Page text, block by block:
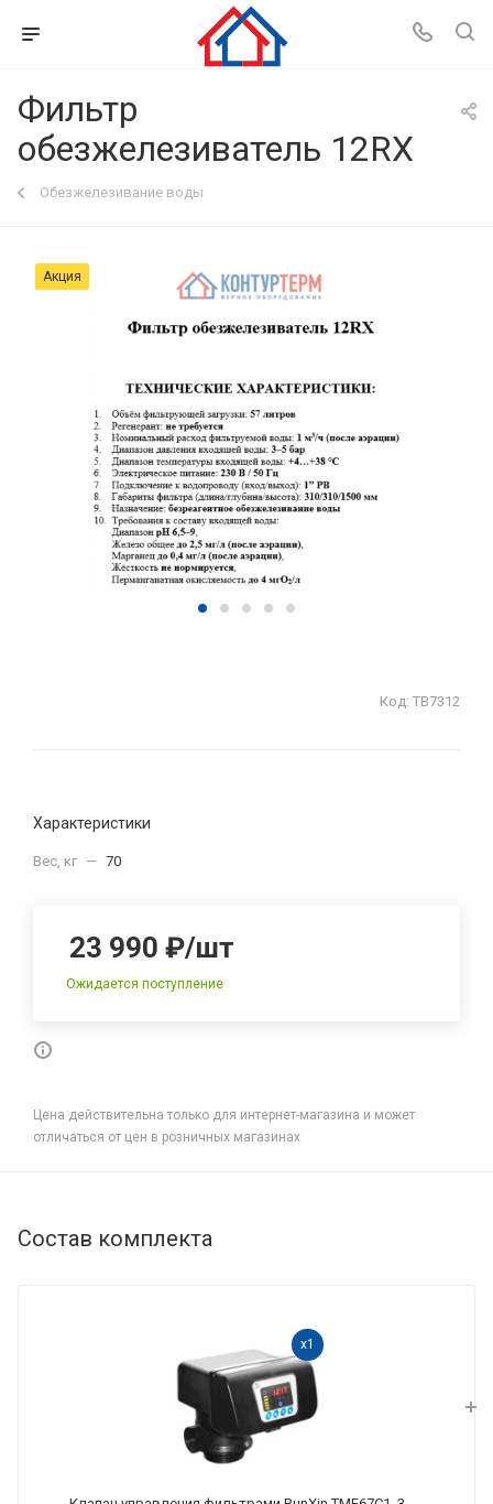
Фильтр
обезжелезиватель 12RX
Обезжелезивание воды
Акция
Код: ТВ7312
Характеристики
Вес, кг — 70
23 990 ₽/шт
Ожидается поступление
Цена действительна только для интернет-магазина и может
отличаться от цен в розничных магазинах
Состав комплекта
x1